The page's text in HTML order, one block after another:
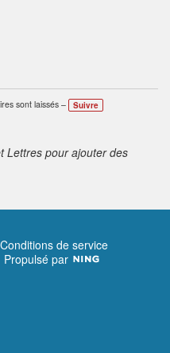
sont laissés – Suivre
Lettres pour ajouter des
Conditions de service
Propulsé par